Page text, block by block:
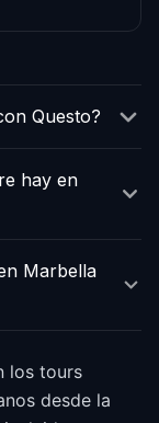
Questo?
hay en
Marbella
los tours
desde la